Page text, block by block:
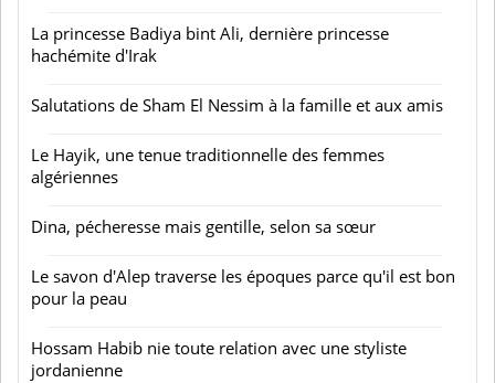
La princesse Badiya bint Ali, dernière princesse
hachémite d'Irak
Salutations de Sham El Nessim à la famille et aux amis
Le Hayik, une tenue traditionnelle des femmes
algériennes
Dina, pécheresse mais gentille, selon sa sœur
Le savon d'Alep traverse les époques parce qu'il est bon
pour la peau
Hossam Habib nie toute relation avec une styliste
jordanienne